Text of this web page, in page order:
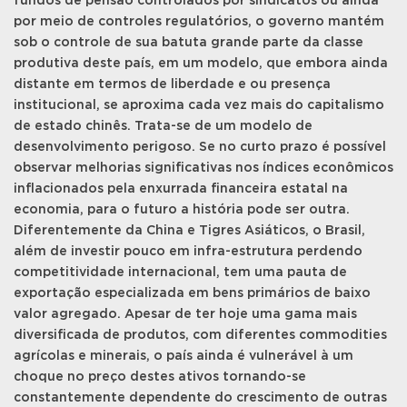
por meio de controles regulatórios, o governo mantém
sob o controle de sua batuta grande parte da classe
produtiva deste país, em um modelo, que embora ainda
distante em termos de liberdade e ou presença
institucional, se aproxima cada vez mais do capitalismo
de estado chinês. Trata-se de um modelo de
desenvolvimento perigoso. Se no curto prazo é possível
observar melhorias significativas nos índices econômicos
inflacionados pela enxurrada financeira estatal na
economia, para o futuro a história pode ser outra.
Diferentemente da China e Tigres Asiáticos, o Brasil,
além de investir pouco em infra-estrutura perdendo
competitividade internacional, tem uma pauta de
exportação especializada em bens primários de baixo
valor agregado. Apesar de ter hoje uma gama mais
diversificada de produtos, com diferentes commodities
agrícolas e minerais, o país ainda é vulnerável à um
choque no preço destes ativos tornando-se
constantemente dependente do crescimento de outras